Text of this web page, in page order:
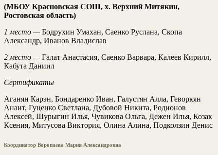
(МБОУ Красновская СОШ, х. Верхний Митякин,
Ростовская область)
1 место —Бодрухин Умахан, Саенко Руслана, Скопа
Александр, Иванов Владислав
2 место —Галат Анастасия, Саенко Варвара, Калеев Кирилл,
Кабута Даниил
Сертификаты
Аганян Карэн, Бондаренко Иван, Галустян Алла, Геворкян
Анаит, Гуценко Светлана, Дубовой Никита, Родионов
Алексей, Шурыгин Илья, Чувикова Ольга, Дежен Илья, Козак
Ксения, Митусова Виктория, Олина Алина, Подколзин Денис
Координатор Воропаева Мария Александровна